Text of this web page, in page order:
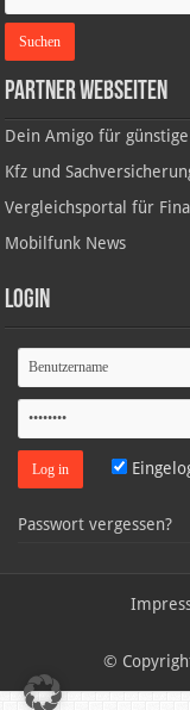
Partner Webseiten
Dein Amigo für
Kfz und
Vergleichsportal für
Mobilfunk News
Login
Passwort vergessen?
©